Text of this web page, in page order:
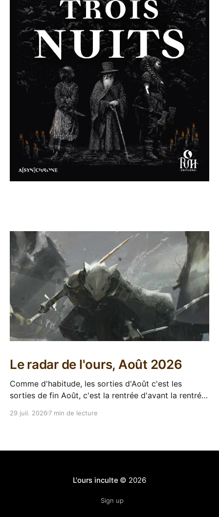
Le radar de l'ours, Août 2026
Comme d'habitude, les sorties d'Août c'est les
sorties de fin Août, c'est la rentrée d'avant la rentrée,
29 juil. 2026 7 min de lecture
L'ours inculte © 2026
Sign up